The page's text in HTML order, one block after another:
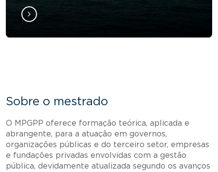
Sobre o mestrado
O MPGPP oferece formação teórica, aplicada e
abrangente, para a atuação em governos,
organizações públicas e do terceiro setor, empresas
e fundações privadas envolvidas com a gestão
pública, devidamente atualizada segundo os avanços